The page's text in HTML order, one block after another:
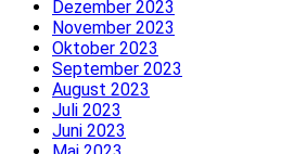
Dezember 2023
November 2023
Oktober 2023
September 2023
August 2023
Juli 2023
Juni 2023